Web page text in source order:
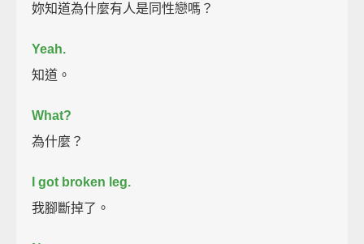
妳知道為什麼有人是同性戀嗎？
Yeah.
知道。
What?
為什麼？
I got broken leg.
我腳斷掉了。